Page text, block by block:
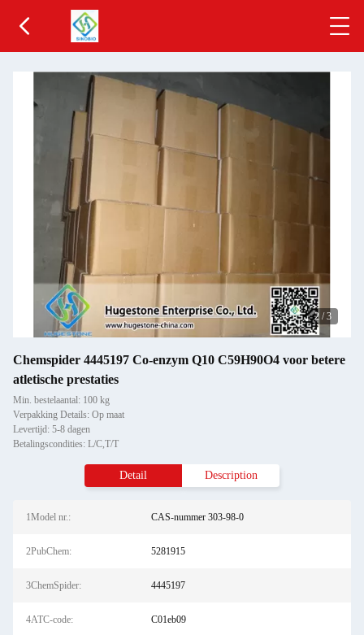
2 /3
Chemspider 4445197 Co-enzym Q10 C59H90O4 voor betere
atletische prestaties
Min. bestelaantal: 100 kg
Verpakking Details: Op maat
Levertijd: 5-8 dagen
Betalingscondities: L/C,T/T
Detail Description
1Model nr.: CAS-nummer 303-98-0
2PubChem: 5281915
3ChemSpider: 4445197
4ATC-code: C01eb09